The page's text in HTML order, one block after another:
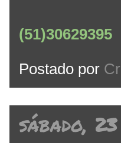
(51)30629395
Postado por
sábado,